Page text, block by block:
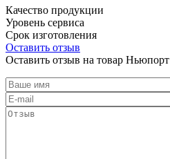
Качество продукции
Уровень сервиса
Срок изготовления
Оставить отзыв
Оставить отзыв на товар Ньюпорт